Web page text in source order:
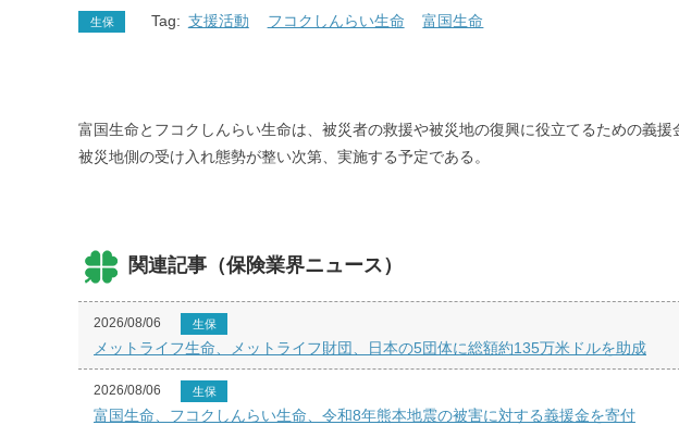
生保 Tag: 支援活動 フコクしんらい生命 富国生命
富国生命とフコクしんらい生命は、被災者の救援や被災地の復興に役立てるための義援
被災地側の受け入れ態勢が整い次第、実施する予定である。
関連記事（保険業界ニュース）
2026/08/06 生保
メットライフ生命、メットライフ財団、日本の5団体に総額約135万米ドルを助成
2026/08/06 生保
富国生命、フコクしんらい生命、令和8年熊本地震の被害に対する義援金を寄付